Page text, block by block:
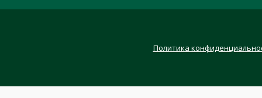
Политика